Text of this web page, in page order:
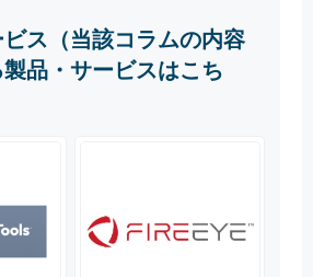
ス（当該コラムの内容
品・サービスはこち